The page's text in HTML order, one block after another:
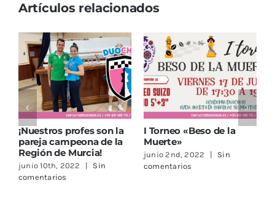
Artículos relacionados
¡Nuestros profes son la
pareja campeona de la
Región de Murcia!
junio 10th, 2022 |
Sin
comentarios
I Torneo «Beso de la
Muerte»
junio 2nd, 2022 |
Sin
comentarios